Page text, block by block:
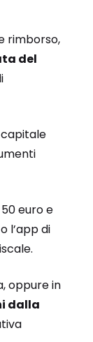
rimborso,
del
euro e
l’app di
oppure in
dalla